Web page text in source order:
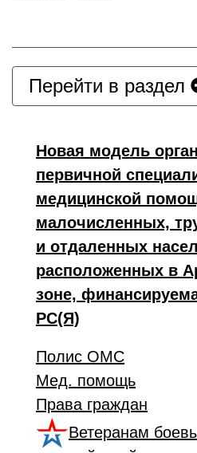
Перейти в раздел
Новая модель
первичной
медицинской
малочисленных,
и отдаленных
расположенных в
зоне,
РС(Я)
Полис ОМС
Мед. помощь
Права граждан
Ветеранам